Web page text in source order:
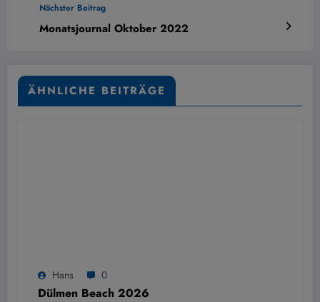
Nächster Beitrag
Monatsjournal Oktober 2022
ÄHNLICHE BEITRÄGE
Hans 0
Dülmen Beach 2026